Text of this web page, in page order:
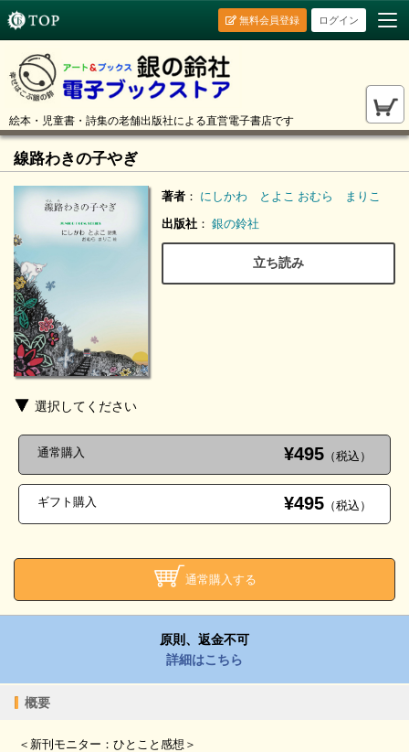
ログイン
無料会員登録
絵本・児童書・詩集の老舗出版社による直営電子書店です
線路わきの子やぎ
著者 ： にしかわ とよこ おむら まりこ
出版社 ： 銀の鈴社
立ち読み
選択してください
通常購入 ¥495 （税込）
ギフト購入 ¥495 （税込）
通常購入する
原則、返金不可
詳細はこちら
概要
＜新刊モニター：ひとこと感想＞